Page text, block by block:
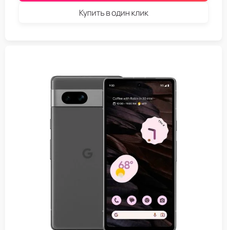
Купить в один клик